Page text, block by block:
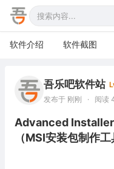
软件介绍 软件截图
吾乐吧软件站
发布于 刚刚
· 阅读
Advanced Installer
（MSI安装包制作工